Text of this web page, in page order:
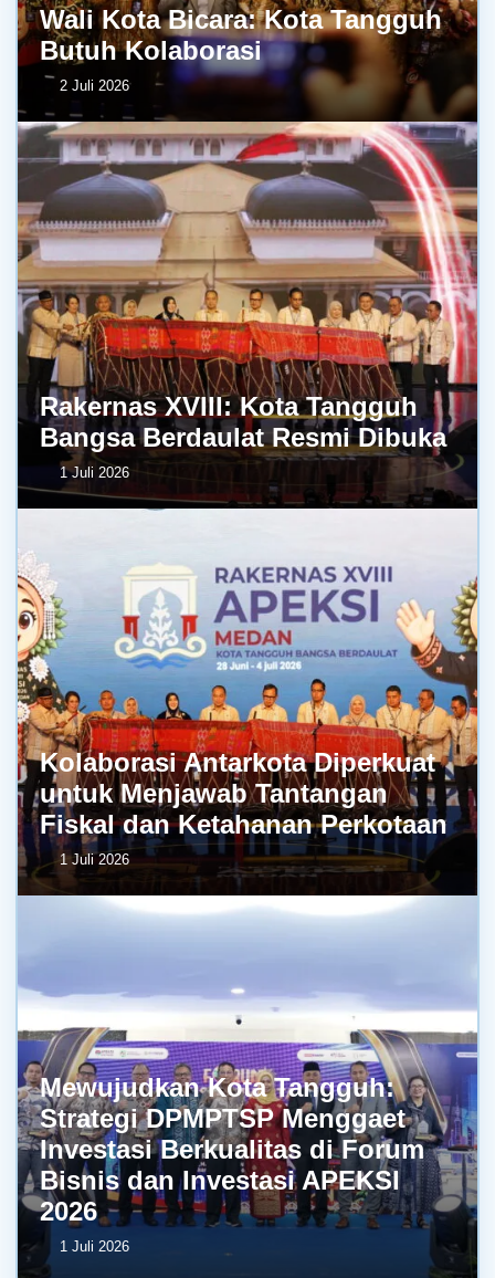
Wali Kota Bicara: Kota Tangguh
Butuh Kolaborasi
2 Juli 2026
Rakernas XVIII: Kota Tangguh
Bangsa Berdaulat Resmi Dibuka
1 Juli 2026
Kolaborasi Antarkota Diperkuat
untuk Menjawab Tantangan
Fiskal dan Ketahanan Perkotaan
1 Juli 2026
Mewujudkan Kota Tangguh:
Strategi DPMPTSP Menggaet
Investasi Berkualitas di Forum
Bisnis dan Investasi APEKSI
2026
1 Juli 2026